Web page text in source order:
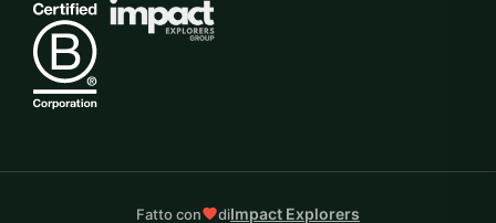
Fatto con diImpact Explorers